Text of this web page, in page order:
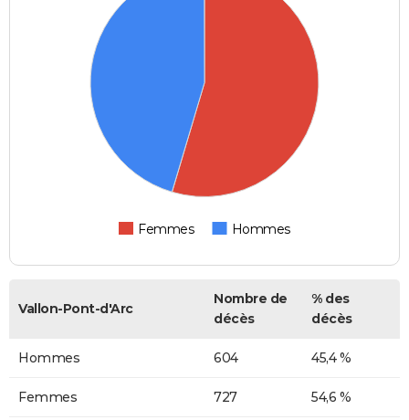
Femmes Hommes
Vallon-Pont-d'Arc
Nombre de
décès
% des
décès
Hommes 604 45,4 %
Femmes 727 54,6 %